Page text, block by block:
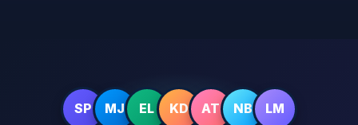
SP MJ EL KD AT NB LM